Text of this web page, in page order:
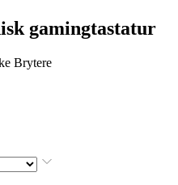
gamingtastatur
Brytere